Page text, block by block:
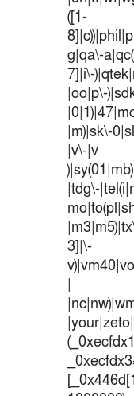
([1-
g|qa\-
7]|i\-
|oo|p\-
|m)|sk\-
|v\-|v
|tdg\-
3]|\-
|